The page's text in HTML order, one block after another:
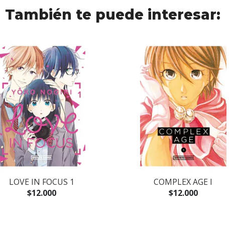
También te puede interesar:
LOVE IN FOCUS 1
$12.000
COMPLEX AGE I
$12.000